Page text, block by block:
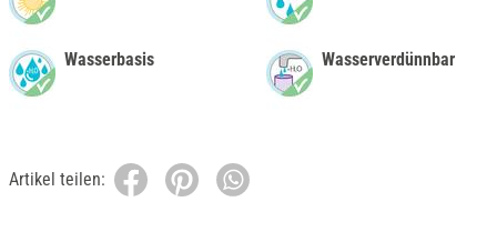
Wasserbasis Wasserverdünnbar
Artikel teilen: